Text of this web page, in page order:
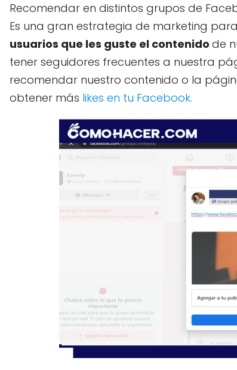
Recomendar en distintos grupos de
Es una gran estrategia de marketing
usuarios que les guste el contenido de
tener seguidores frecuentes a nuestra
recomendar nuestro contenido o la
obtener más likes en tu Facebook.